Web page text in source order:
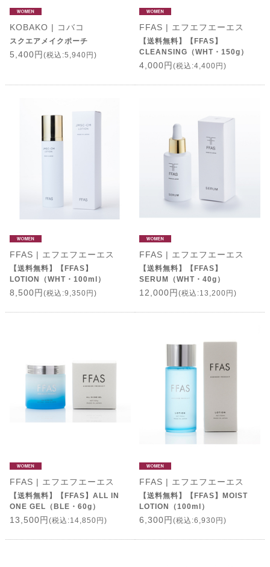
KOBAKO | コバコ
スクエアメイクポーチ
5,400円 (税込:5,940円)
FFAS | エフエフエーエス
【送料無料】【FFAS】
CLEANSING（WHT・150g）
4,000円 (税込:4,400円)
FFAS | エフエフエーエス
【送料無料】【FFAS】
LOTION（WHT・100ml）
8,500円 (税込:9,350円)
FFAS | エフエフエーエス
【送料無料】【FFAS】
SERUM（WHT・40g）
12,000円 (税込:13,200円)
FFAS | エフエフエーエス
【送料無料】【FFAS】ALL IN
ONE GEL（BLE・60g）
13,500円 (税込:14,850円)
FFAS | エフエフエーエス
【送料無料】【FFAS】MOIST
LOTION（100ml）
6,300円 (税込:6,930円)